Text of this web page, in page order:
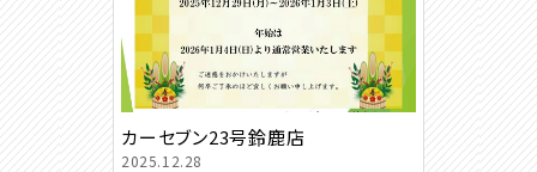
カーセブン23号鈴鹿店
2025.12.28